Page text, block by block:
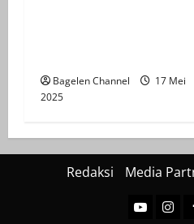
Bagelen Channel
17 Mei
2025
Redaksi Media
Youtube